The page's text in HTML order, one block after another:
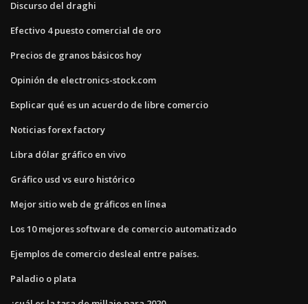
Discurso del draghi
Efectivo 4 puesto comercial de oro
Precios de granos básicos hoy
Opinión de electronics-stock.com
Explicar qué es un acuerdo de libre comercio
Noticias forex factory
Libra dólar gráfico en vivo
Gráfico usd vs euro histórico
Mejor sitio web de gráficos en línea
Los 10 mejores software de comercio automatizado
Ejemplos de comercio desleal entre países.
Paladio o plata